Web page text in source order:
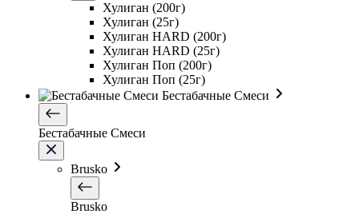
Хулиган (200г)
Хулиган (25г)
Хулиган HARD (200г)
Хулиган HARD (25г)
Хулиган Поп (200г)
Хулиган Поп (25г)
Бестабачные Смеси
Бестабачные Смеси
Brusko
Brusko